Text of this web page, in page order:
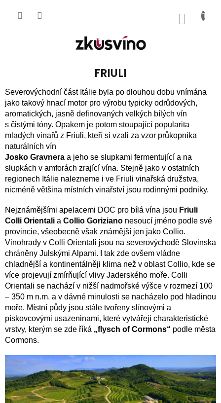
FRIULI
Severovýchodní část Itálie byla po dlouhou dobu vnímána
jako takový hnací motor pro výrobu typicky odrůdových,
aromatických, jasně definovaných velkých bílých vín
s čistými tóny. Opakem je potom stoupající popularita
mladých vinařů z Friuli, kteří si vzali za vzor průkopníka
naturálních vín
Josko Gravnera a jeho se slupkami fermentující a na
slupkách v amforách zrající vína. Stejně jako v ostatních
regionech Itálie nalezneme i ve Friuli vinařská družstva,
nicméně většina místních vinařství jsou rodinnými podniky.
Nejznámějšími apelacemi DOC pro bílá vína jsou Friuli
Colli Orientali a Collio Goriziano nesoucí jméno podle své
provincie, všeobecně však známější jen jako Collio.
Vinohrady v Colli Orientali jsou na severovýchodě Slovinska
chráněny Julskými Alpami. I tak zde ovšem vládne
chladnější a kontinentálněji klima než v oblast Collio, kde se
více projevují zmírňující vlivy Jaderského moře. Colli
Orientali se nachází v nižší nadmořské výšce v rozmezí 100
– 350 m n.m. a v dávné minulosti se nacházelo pod hladinou
moře. Místní půdy jsou stále tvořeny slínovými a
pískovcovými usazeninami, které vytvářejí charakteristické
vrstvy, kterým se zde říká „flysch of Cormons“ podle města
Cormons.